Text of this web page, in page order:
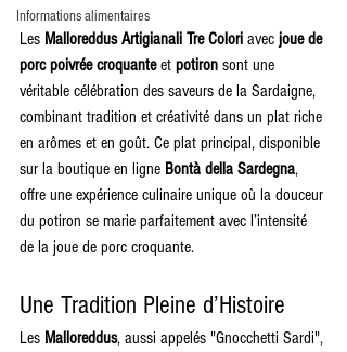
Informations alimentaires
Les Malloreddus Artigianali Tre Colori avec joue de
porc poivrée croquante et potiron sont une
véritable célébration des saveurs de la Sardaigne,
combinant tradition et créativité dans un plat riche
en arômes et en goût. Ce plat principal, disponible
sur la boutique en ligne Bontà della Sardegna,
offre une expérience culinaire unique où la douceur
du potiron se marie parfaitement avec l’intensité
de la joue de porc croquante.
Une Tradition Pleine d’Histoire
Les Malloreddus, aussi appelés "Gnocchetti Sardi",